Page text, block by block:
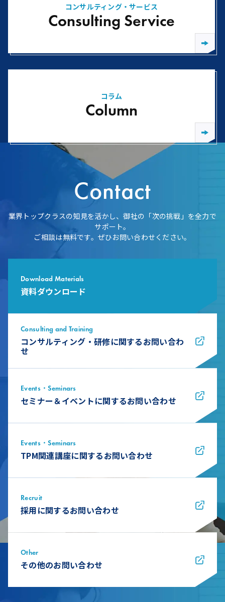
コンサルティング・サービス
Consulting Service
コラム
Column
Contact
業界トップクラスの知見を活かし、御社の「次の挑戦」を全力で
サポート。
ご相談は無料です。ぜひお問い合わせください。
Download Materials
資料ダウンロード
Consulting and Training
コンサルティング・研修に関するお問い合わ
せ
Events・Seminars
セミナー＆イベントに関するお問い合わせ
Events・Seminars
TPM関連講座に関するお問い合わせ
Recruit
採用に関するお問い合わせ
Other
その他のお問い合わせ